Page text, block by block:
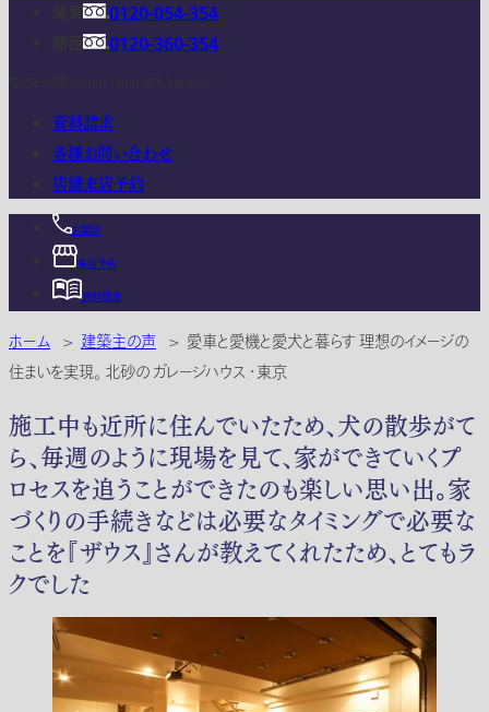
0120-054-354
0120-360-354
資料請求
各種お問い合わせ
店舗来店予約
お電話
来店予約
資料請求
ホーム > 建築主の声 > 愛車と愛機と愛犬と暮らす 理想のイメージの
住まいを実現。 北砂の ガレージハウス ・東京
施工中も近所に住んでいたため、犬の散歩がて
ら、毎週のように現場を見て、家ができていくプ
ロセスを追うことができたのも楽しい思い出。家
づくりの手続きなどは必要なタイミングで必要な
ことを『ザウス』さんが教えてくれたため、とてもラ
クでした